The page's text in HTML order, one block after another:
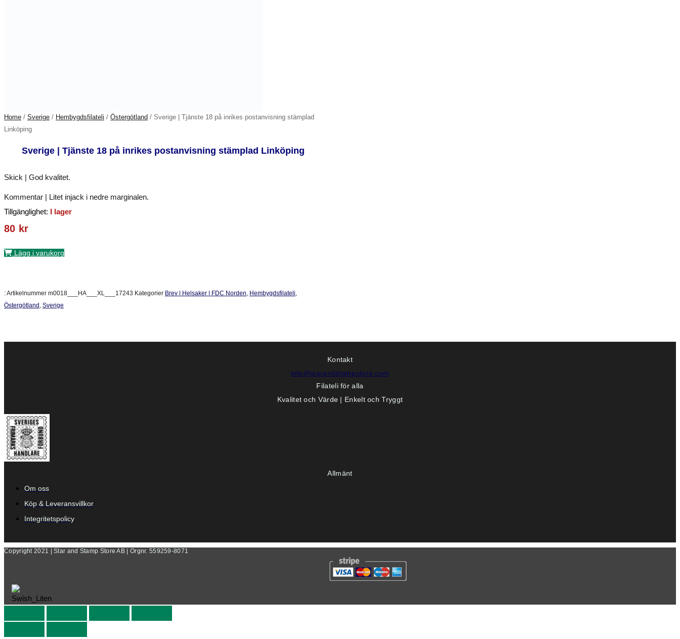
Home / Sverige / Hembygdsfilateli / Östergötland / Sverige | Tjänste 18 på inrikes postanvisning stämplad
Linköping
Sverige | Tjänste 18 på inrikes postanvisning stämplad Linköping
Skick | God kvalitet.
Kommentar | Litet injack i nedre marginalen.
Tillgänglighet: I lager
80 kr
Lägg i varukorg
:Artikelnummer m0018___HA___XL___17243 Kategorier Brev | Helsaker | FDC Norden, Hembygdsfilateli,
Östergötland, Sverige
Kontakt
info@starandstampstore.com
Filateli för alla
Kvalitet och Värde | Enkelt och Tryggt
Allmänt
Om oss
Köp & Leveransvillkor
Integritetspolicy
Copyright 2021 | Star and Stamp Store AB | Orgnr. 559259-8071